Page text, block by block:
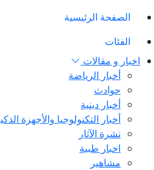
الصفحة الرئيسية
الفئات
اخبار و مقالات
أخبار الرياضة
حوادث
أخبار دينية
أخبار التكنولوجيا والأجهزة
نشرة الآثار
اخبار طبية
مشاهير